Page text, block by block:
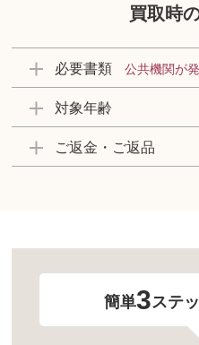
買取時
必要書類 公共機関が
対象年齢
ご返金・ご返品
簡単3ステ